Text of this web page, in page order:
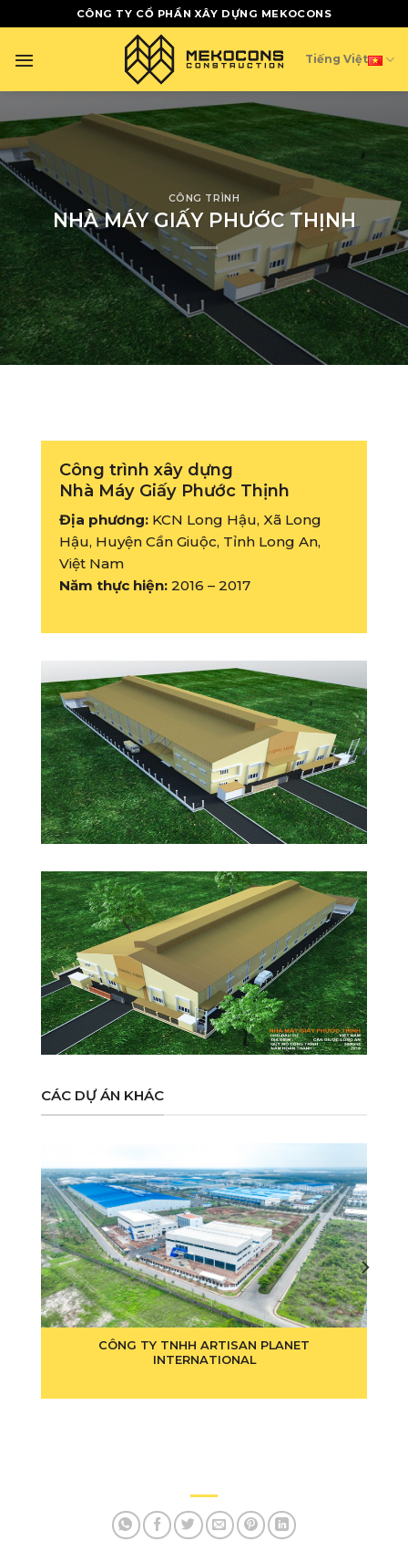
to
content
CÔNG TY CỔ PHẦN XÂY DỰNG MEKOCONS
Tiếng Việt
CÔNG TRÌNH
NHÀ MÁY GIẤY PHƯỚC THỊNH
Công trình xây dựng
Nhà Máy Giấy Phước Thịnh
Địa phương: KCN Long Hậu, Xã Long
Hậu, Huyện Cần Giuộc, Tỉnh Long An,
Việt Nam
Năm thực hiện: 2016 – 2017
CÁC DỰ ÁN KHÁC
CÔNG TY TNHH ARTISAN PLANET
INTERNATIONAL